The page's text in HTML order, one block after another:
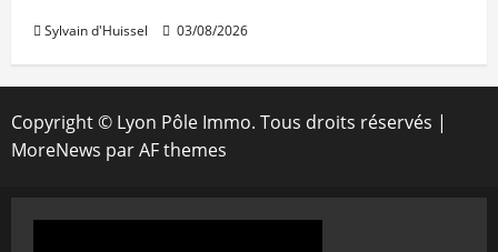
Sylvain d'Huissel 03/08/2026
Copyright © Lyon Pôle Immo. Tous droits réservés |
MoreNews par AF themes